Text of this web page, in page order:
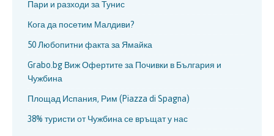
Пари и разходи за Тунис
Кога да посетим Малдиви?
50 Любопитни факта за Ямайка
Grabo.bg Виж Офертите за Почивки в България и
Чужбина
Площад Испания, Рим (Piazza di Spagna)
38% туристи от Чужбина се връщат у нас